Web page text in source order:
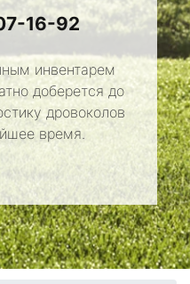
16-92
инвентарем
доберется до
дровоколов
время.